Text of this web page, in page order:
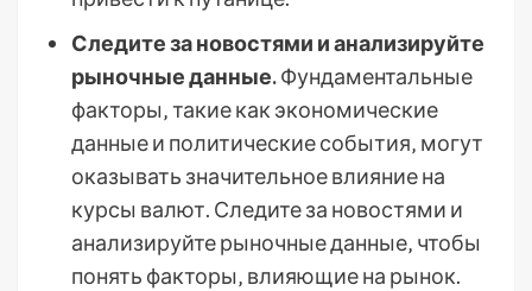
Следите за новостями и анализируйте
рыночные данные.Фундаментальные
факторы‚ такие как экономические
данные и политические события‚ могут
оказывать значительное влияние на
курсы валют. Следите за новостями и
анализируйте рыночные данные‚ чтобы
понять факторы‚ влияющие на рынок.